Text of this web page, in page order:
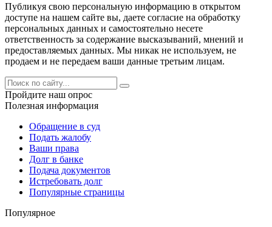
Публикуя свою персональную информацию в открытом
доступе на нашем сайте вы, даете согласие на обработку
персональных данных и самостоятельно несете
ответственность за содержание высказываний, мнений и
предоставляемых данных. Мы никак не используем, не
продаем и не передаем ваши данные третьим лицам.
Пройдите наш опрос
Полезная информация
Обращение в суд
Подать жалобу
Ваши права
Долг в банке
Подача документов
Истребовать долг
Популярные страницы
Популярное